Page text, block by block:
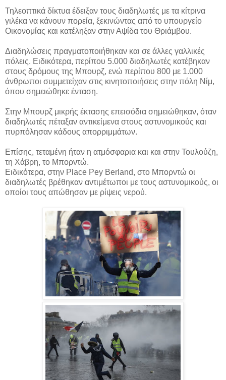
Τηλεοπτικά δίκτυα έδειξαν τους διαδηλωτές με τα κίτρινα
γιλέκα να κάνουν πορεία, ξεκινώντας από το υπουργείο
Οικονομίας και κατέληξαν στην Αψίδα του Θριάμβου.
Διαδηλώσεις πραγματοποιήθηκαν και σε άλλες γαλλικές
πόλεις. Ειδικότερα, περίπου 5.000 διαδηλωτές κατέβηκαν
στους δρόμους της Μπουρζ, ενώ περίπου 800 με 1.000
άνθρωποι συμμετείχαν στις κινητοποιήσεις στην πόλη Νίμ,
όπου σημειώθηκε ένταση.
Στην Μπουρζ μικρής έκτασης επεισόδια σημειώθηκαν, όταν
διαδηλωτές πέταξαν αντικείμενα στους αστυνομικούς και
πυρπόλησαν κάδους απορριμμάτων.
Επίσης, τεταμένη ήταν η ατμόσφαρια και και στην Τουλούζη,
τη Χάβρη, το Μπορντώ.
Ειδικότερα, στην Place Pey Berland, στο Μπορντώ οι
διαδηλωτές βρέθηκαν αντιμέτωποι με τους αστυνομικούς, οι
οποίοι τους απώθησαν με ρίψεις νερού.